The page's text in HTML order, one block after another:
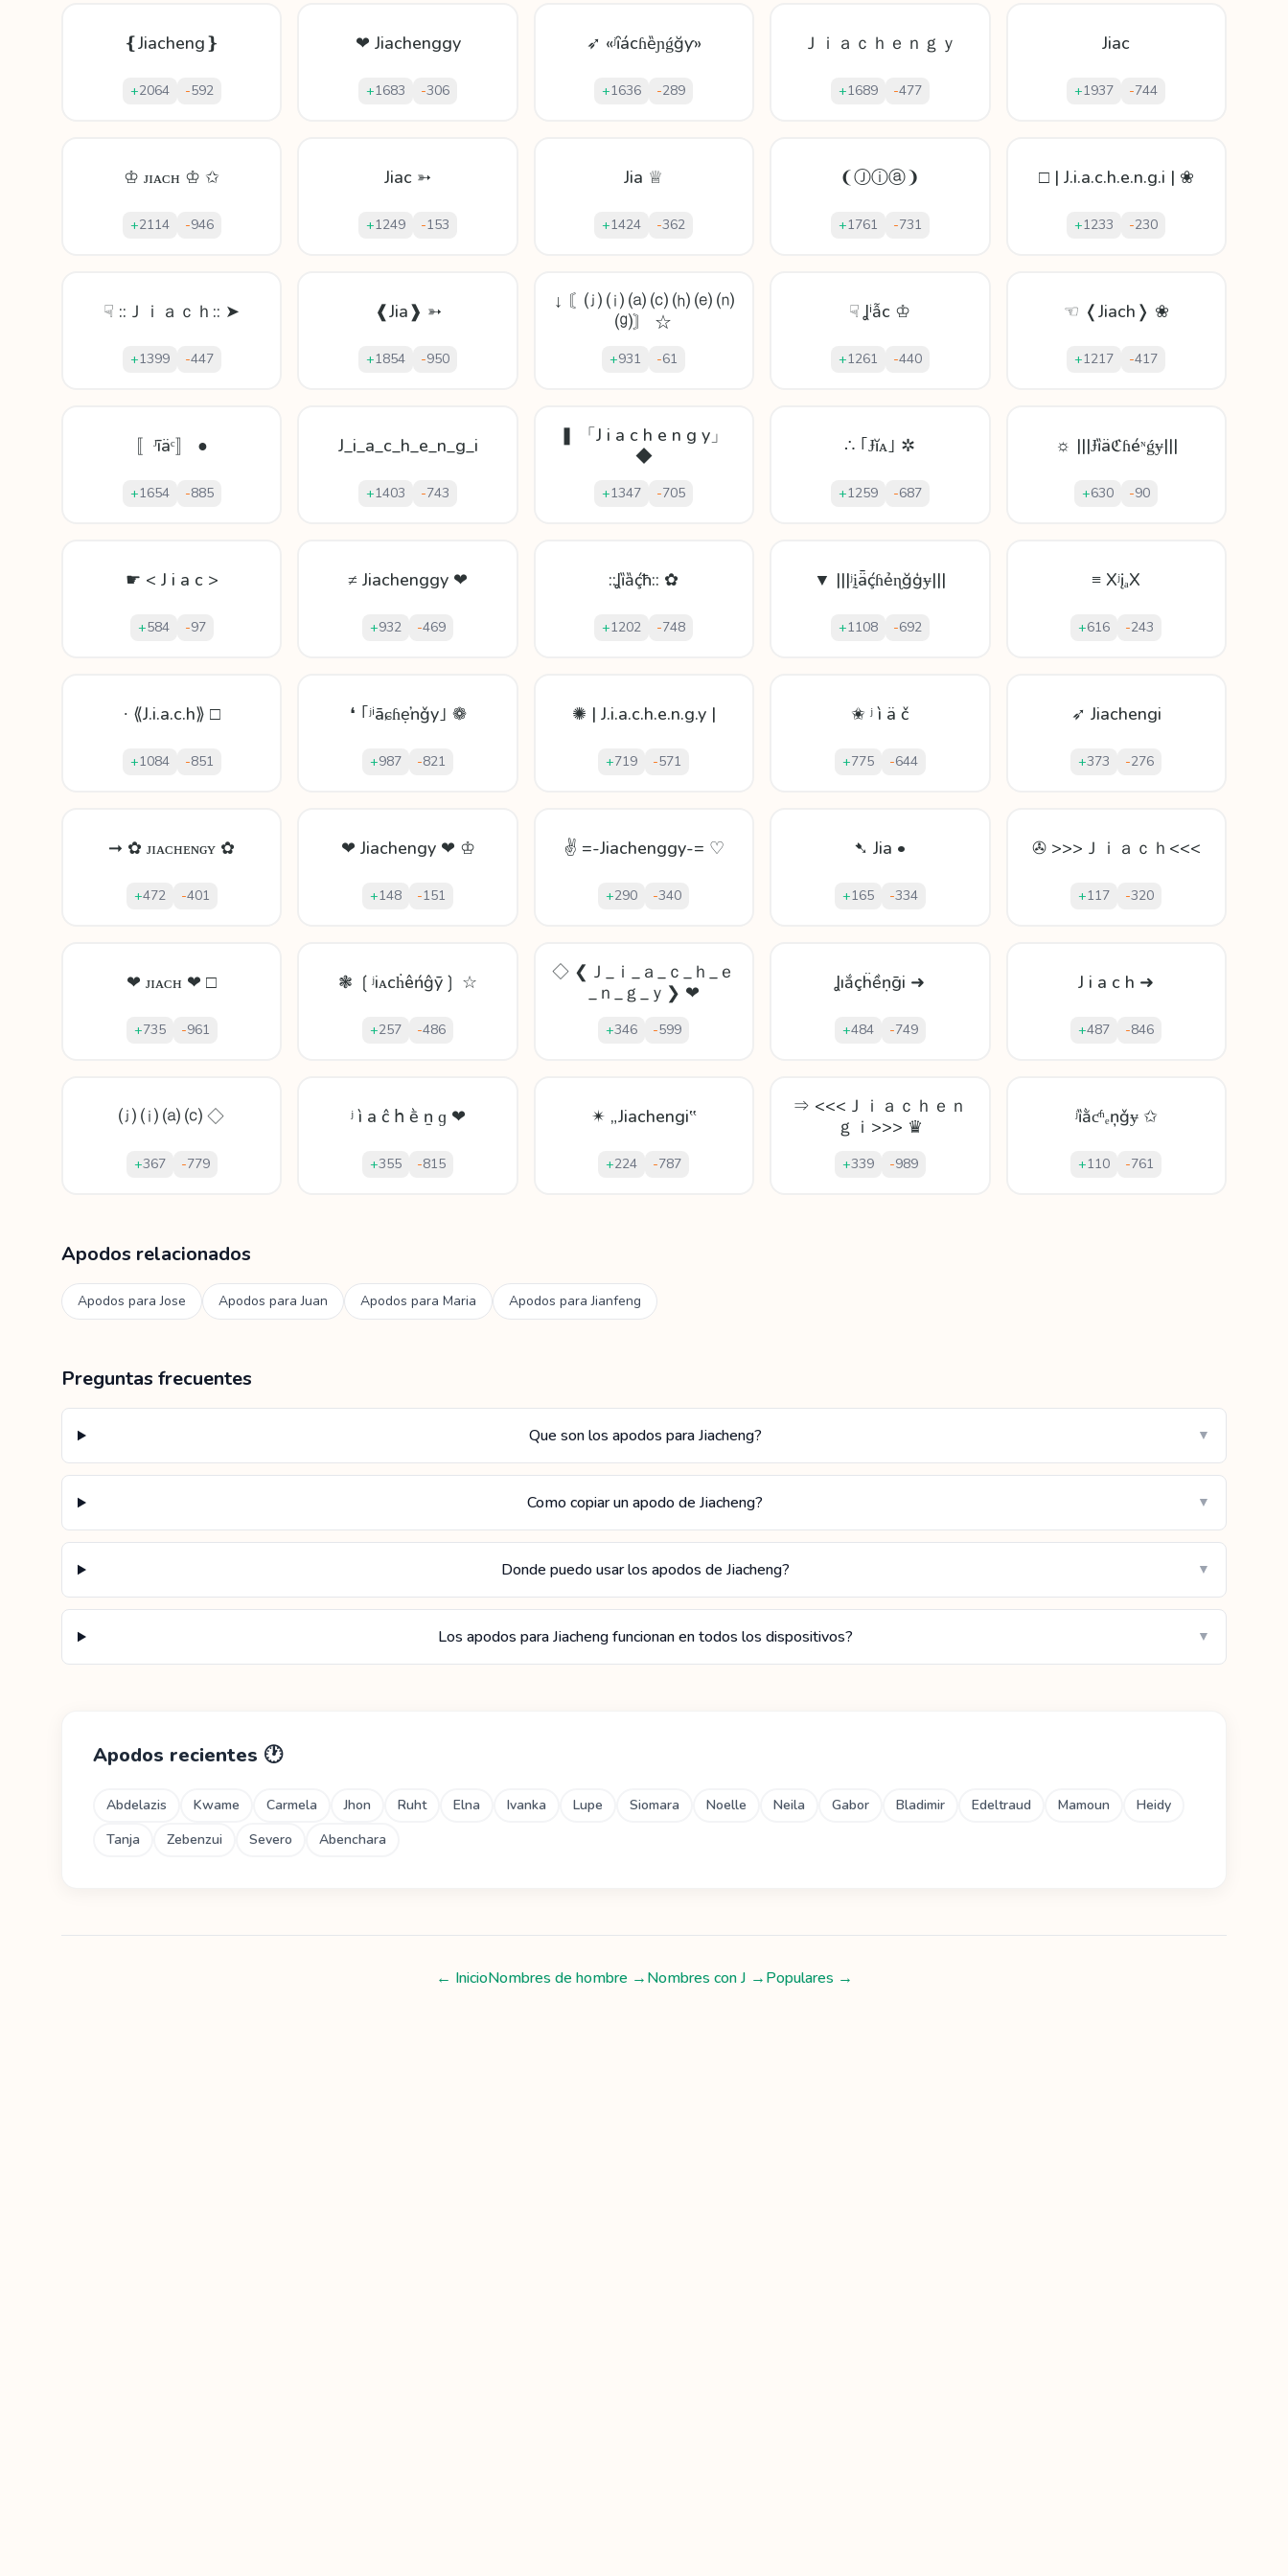
❴Jiacheng❵
+2064 -592
❤ Jiachenggy
+1683 -306
➶ «ʲȋácɦȅɲǵğƴ»
+1636 -289
Ｊｉａｃｈｅｎｇｙ
+1689 -477
Jiac
+1937 -744
♔ ᴊɪᴀᴄʜ ♔ ✩
+2114 -946
Jiac ➳
+1249 -153
Jia ♕
+1424 -362
❨Ⓙⓘⓐ❩
+1761 -731
□ | J.i.a.c.h.e.n.g.i | ❀
+1233 -230
☟ ::Ｊｉａｃｈ:: ➤
+1399 -447
❰Jia❱ ➳
+1854 -950
↓ 〘⒥ ⒤ ⒜ ⒞ ⒣ ⒠ ⒩
⒢〙 ☆
+931 -61
☟ Ʝⁱẫс ♔
+1261 -440
☜ ❬Jiach❭ ❀
+1217 -417
〚ᴶīäᶜ〛 ●
+1654 -885
J_i_a_c_h_e_n_g_i
+1403 -743
❚ 「J i a c h e n g y」
◆
+1347 -705
∴ ｢Ɉĭᴀ｣ ✲
+1259 -687
☼ |||Ɉȉäℭɦéᶰǵɏ|||
+630 -90
☛ < J i a c >
+584 -97
≠ Jiachenggy ❤
+932 -469
::Ʝȉȁḉħ:: ✿
+1202 -748
▼ |||ʲḭǟḉɦẻɳğģɏ|||
+1108 -692
≡ XʲįₐX
+616 -243
∙ ⟪J.i.a.c.h⟫ □
+1084 -851
❛ ｢ʲⁱāɕɦẹŉǧy｣ ❁
+987 -821
✺ | J.i.a.c.h.e.n.g.y |
+719 -571
✬ ʲ ì ä č
+775 -644
➶ Jiachengi
+373 -276
➞ ✿ ᴊɪᴀᴄʜᴇɴɢʏ ✿
+472 -401
❤ Jiachengy ❤ ♔
+148 -151
✌ =-Jiachenggy-= ♡
+290 -340
➷ Jia •
+165 -334
✇ >>>Ｊｉａｃｈ<<<
+117 -320
❤ ᴊɪᴀᴄʜ ❤ □
+735 -961
❃ ❲ʲiᴀcḣêńĝȳ❳ ☆
+257 -486
◇ ❮Ｊ_ｉ_ａ_ｃ_ｈ_ｅ
_ｎ_ｇ_ｙ❯ ❤
+346 -599
Ʝıắçḧềṇḡi ➜
+484 -749
J i a c h ➜
+487 -846
⒥ ⒤ ⒜ ⒞ ◇
+367 -779
ʲ ì a ĉ հ ḕ ṉ ɡ ❤
+355 -815
✴ „Jiachengi‟
+224 -787
⇒ <<<Ｊｉａｃｈｅｎ
ｇｉ>>> ♛
+339 -989
ʲȉằƈʱₑņǧɏ ✩
+110 -761
Apodos relacionados
Apodos paraJose Apodos paraJuan Apodos para Maria Apodos paraJianfeng
Preguntas frecuentes
Que son los apodos para Jiacheng? ▼
Como copiar un apodo de Jiacheng? ▼
Donde puedo usar los apodos de Jiacheng? ▼
Los apodos para Jiacheng funcionan en todos los dispositivos? ▼
Apodos recientes 🕐
Abdelazis Kwame Carmela Jhon Ruht Elna Ivanka Lupe Siomara Noelle Neila Gabor Bladimir Edeltraud Mamoun
Heidy
Tanja
Zebenzui Severo Abenchara
← InicioNombres de hombre →Nombres conJ →Populares →